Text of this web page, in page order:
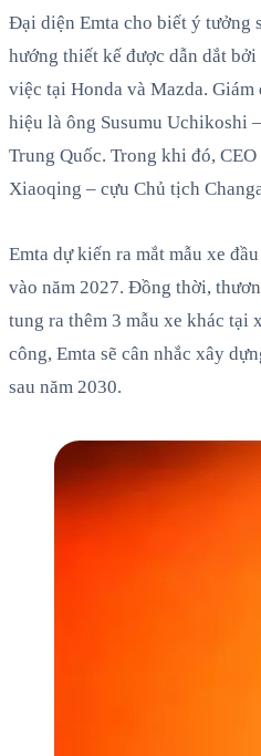
Đại diện Emta cho biết ý tưởng
hướng thiết kế được dẫn dắt
việc tại Honda và Mazda.
hiệu là ông Susumu Uchikoshi
Trung Quốc. Trong khi đó,
Xiaoqing – cựu Chủ tịch
Emta dự kiến ra mắt mẫu xe
vào năm 2027. Đồng thời,
tung ra thêm 3 mẫu xe khác tại
công, Emta sẽ cân nhắc xây
sau năm 2030.